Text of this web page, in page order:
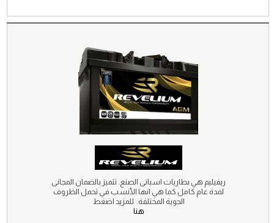
ريفيليم هي بطاريات اسبانى الصنع. تتميز بالضمان المجانى
لمدة عام كامل كما هي انها الأنسب في تحمل الظروف
الجوية المختلفة. للمزيد اضغط
هنا